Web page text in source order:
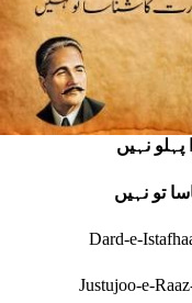
نہیں
تو نہیں
Dard-e-
Justujoo-e-